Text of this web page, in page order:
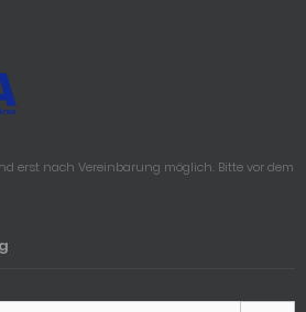
erst nach Vereinbarung möglich. Bitte vor dem